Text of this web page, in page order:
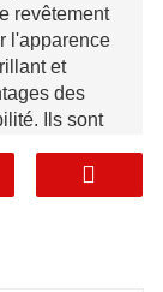
revêtement
l'apparence
et
des
Ils sont
un choix
de